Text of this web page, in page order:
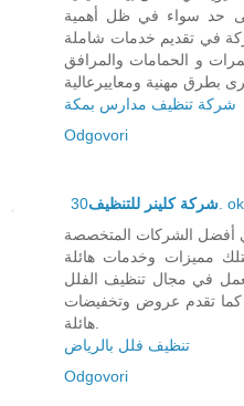
حد سواء في ظل أهمية
في تقديم خدمات شاملة
و الحمامات والمرافق
شركة تنظيف مدارس بمكة
Odgovori
شركة كلينر للتنظيف
أفضل الشركات المتخصصة
مميزات وخدمات هائلة
في مجال تنظيف الفلل
كما تقدم عروض وتخفيضات
تنظيف فلل بالرياض
Odgovori